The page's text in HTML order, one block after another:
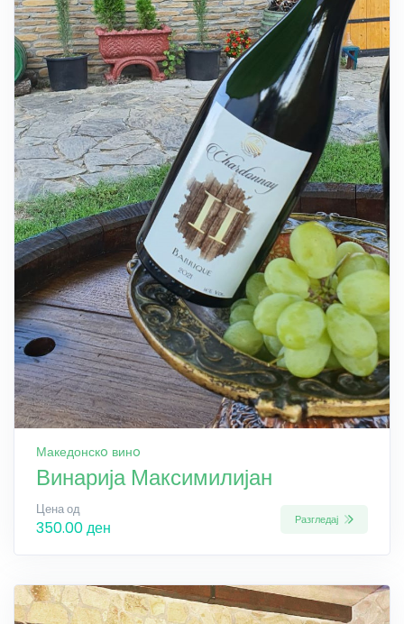
Македонскo винo
Винарија Максимилијан
Цена од
350.00 ден Разгледај